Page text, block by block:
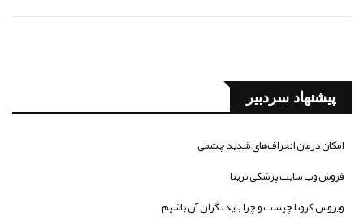
پیشنهاد سردبیر
امکان درمان انحراف‌های شدید چشمی
فروش وب سایت پزشکی تریتا
ویروس کرونا چیست و چرا باید نگران آن باشیم